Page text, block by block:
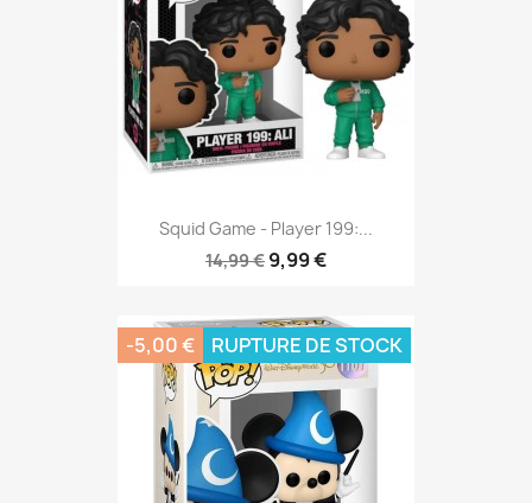
Squid Game - Player 199:...
14,99 € 9,99 €
-5,00 € RUPTURE DE STOCK